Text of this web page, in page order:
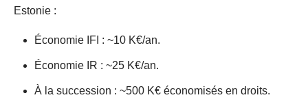
Estonie :
Économie IFI : ~10 K€/an.
Économie IR : ~25 K€/an.
À la succession : ~500 K€ économisés en droits.